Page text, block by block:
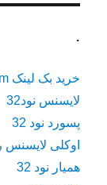
.
خرید بک لینک behtarinbacklink.com
لایسنس نود32
پسورد نود 32
اوکلی لایسنس
همیار نود 32